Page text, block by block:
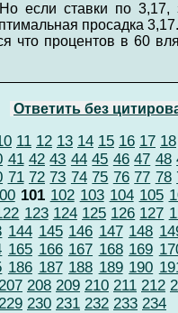
если ставки по 3,17,
просадка 3,17.
что процентов в 60
Ответить без
11 12 13 14 15 16 17 18
41 42 43 44 45 46 47 48
71 72 73 74 75 76 77 78
101 102 103 104 105
123 124 125 126 127
144 145 146 147 148
165 166 167 168 169
186 187 188 189 190
207 208 209 210 211 212
229 230 231 232 233 234